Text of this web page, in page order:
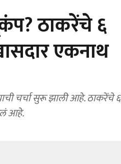
ठाकरेंचे ६
एकनाथ
चर्चा सुरू झाली आहे. ठाकरेंचे ६
आहे.